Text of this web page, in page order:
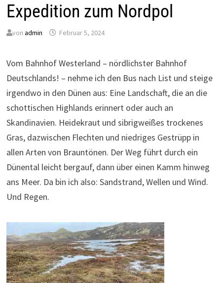
Expedition zum Nordpol
von admin Februar 5, 2024
Vom Bahnhof Westerland – nördlichster Bahnhof
Deutschlands! – nehme ich den Bus nach List und steige
irgendwo in den Dünen aus: Eine Landschaft, die an die
schottischen Highlands erinnert oder auch an
Skandinavien. Heidekraut und sibrigweißes trockenes
Gras, dazwischen Flechten und niedriges Gestrüpp in
allen Arten von Brauntönen. Der Weg führt durch ein
Dünental leicht bergauf, dann über einen Kamm hinweg
ans Meer. Da bin ich also: Sandstrand, Wellen und Wind.
Und Regen.